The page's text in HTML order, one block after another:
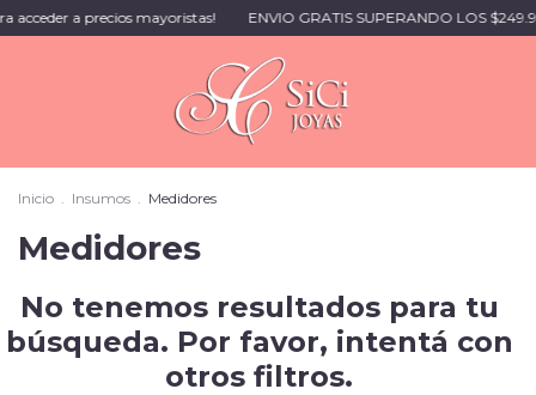
a precios mayoristas! ENVIO GRATIS SUPERANDO LOS
Inicio . Insumos . Medidores
Medidores
No tenemos resultados para tu
búsqueda. Por favor, intentá con
otros filtros.